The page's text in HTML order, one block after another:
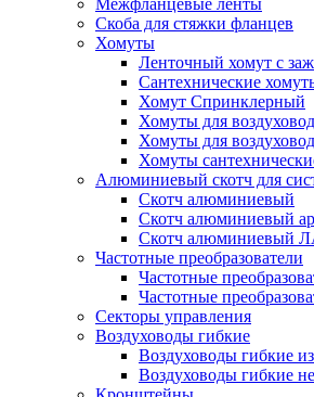
Скоба для стяжки фланцев
Хомуты
Ленточный хомут с
Сантехнические
Хомут Спринклерный
Хомуты для
Хомуты для
Хомуты
Алюминиевый скотч для
Скотч алюминиевый
Скотч алюминиевый
Скотч алюминиевый
Частотные преобразователи
Частотные
Частотные
Секторы управления
Воздуховоды гибкие
Воздуховоды гибкие
Воздуховоды гибкие